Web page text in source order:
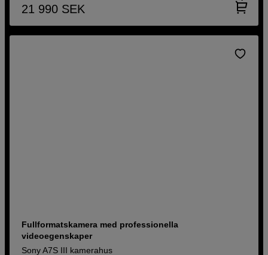
21 990 SEK
Fullformatskamera med professionella
videoegenskaper
Sony A7S III kamerahus